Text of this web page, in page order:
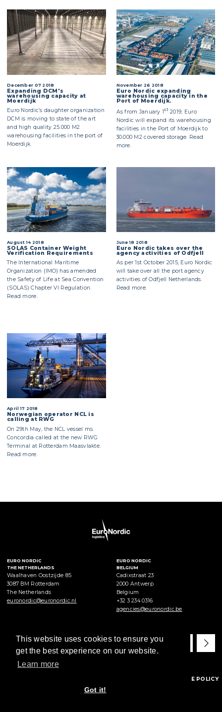
This website uses cookies to ensure you
get the best experience on our website.
Learn more
Got it!
December 07 2018
Expanding DCM's
warehousing capacity at
Moerdijk
Euro Nordic’s daughter organization
DCM is moving to state of the art
and high quality 25.000 M2
warehousing facilities in the port of
Moerdijk.
November 26 2018
Euro Nordic expanding
warehousing capacity in the
Port of Moerdijk.
As from January 1st 2019, Euro
Nordic will expand its warehousing
facilities in the Port of Moerdijk to
30.000 M2 covered storage. Read
more.
August 14 2018
SOLAS Container Weight
Verification Requirements
The International Maritime
Organization (IMO) has amended
the Safety of Life at Sea Convention
(SOLAS) Chapter VI Regulation.
Read more.
June 18 2018
Euro Nordic takes over the
agency activities of Odfjell
As per 1st October 2015, Euro Nordic
will take over all the port agency
activities of Odfjell Netherlands.
Read more.
April 17 2018
Norwegian operator NCL is
calling at RWG
On 29th May, the NCL vessel ms.
Concordia called at the new RWG
Terminal at Rotterdam Maasvlakte.
Read more.
EURO NORDIC
THE NETHERLANDS
Waalhaven Oostzijde 85
3087 BM Rotterdam
The Netherlands
euronordic@euronordic.nl
EURO NORDIC
BELGIUM
Cadixstraat 23
2000 Antwerp
Belgium
+32 3 234 0316
agencies@euronordic.be
Tel: +31 180 44 11 44
Tel 24/7: +31 180 44 11 22
Email:euronordic@euronordic.nl
COOKIE POLICY